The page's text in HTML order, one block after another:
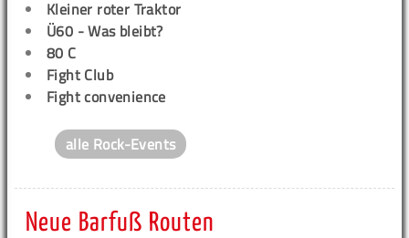
Kleiner roter Traktor
Ü60 - Was bleibt?
80 C
Fight Club
Fight convenience
alle Rock-Events
Neue Barfuß Routen